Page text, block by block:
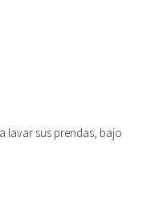
lavar sus prendas, bajo